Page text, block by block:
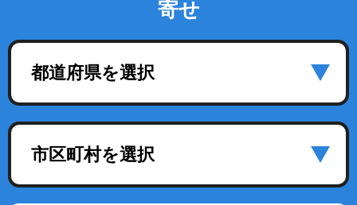
寄せ
都道府県を選択
市区町村を選択